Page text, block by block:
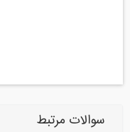
سوالات مرتبط